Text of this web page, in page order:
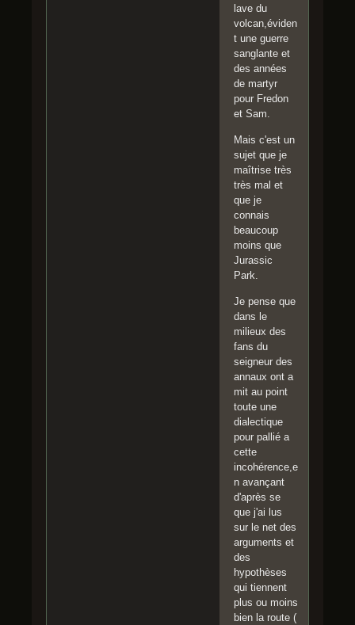
lave du
volcan,éviden
t une guerre
sanglante et
des années
de martyr
pour Fredon
et Sam.
Mais c'est un
sujet que je
maîtrise très
très mal et
que je
connais
beaucoup
moins que
Jurassic
Park.
Je pense que
dans le
milieux des
fans du
seigneur des
annaux ont a
mit au point
toute une
dialectique
pour pallié a
cette
incohérence,e
n avançant
d'après se
que j'ai lus
sur le net des
arguments et
des
hypothèses
qui tiennent
plus ou moins
bien la route (